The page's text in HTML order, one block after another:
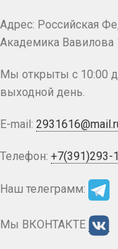
Адрес: Российская
Академика
Мы открыты с 10:00
выходной день.
E-mail:
Телефон: +7(391)293-
Наш телеграмм:
Мы ВКОНТАКТЕ